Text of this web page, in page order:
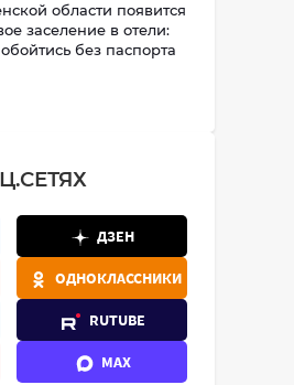
области появится
заселение в отели:
без паспорта
ДЗЕН
ОДНОКЛАССНИКИ
RUTUBE
MAX